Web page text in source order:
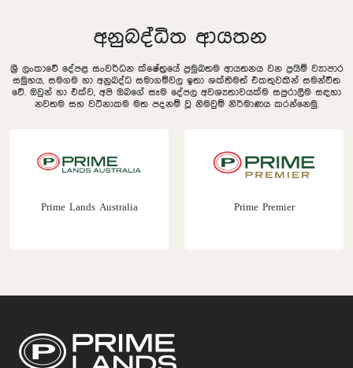
අනුබද්ධිත ආයතන
ශ්‍රී ලංකාවේ දේපළ සංවර්ධන ක්ෂේත්‍රයේ ප්‍රමුඛතම ආයතනය වන ප්‍රයිම් ව්‍යාපාර
සමුහය, සමගම හා අනුබද්ධ සමාගම්වල ඉතා ශක්තිමත් එකතුවකින් සමන්විත
වේ. ඔවුන් හා එක්ව, අපි ඔබගේ සෑම දේපල අවශ්‍යතාවයක්ම සපුරාලීම සඳහා
නවතම සහ වටිනාකම මත පදනම් වූ නිමවුම් නිර්මාණය කරන්නෙමු.
Prime Lands Australia Prime Premier